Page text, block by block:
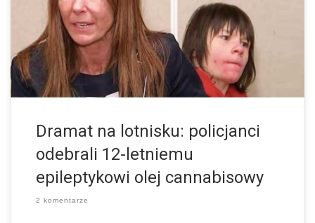
(hightimes.com/news/epileptic-12-year-olds-cbd-oil-seized-u-k-
airport/). Co najgorsze funkcjonariusze zabrali cały olej dziecku,
które cierpi na ekstremalną formę epilepsji i dostaje nawet do
100 ataków dziennie. Olej cannabisowy miał mu pomóc w
prowadzeniu […]
Dramat na lotnisku: policjanci
odebrali 12-letniemu
epileptykowi olej cannabisowy
2 komentarze